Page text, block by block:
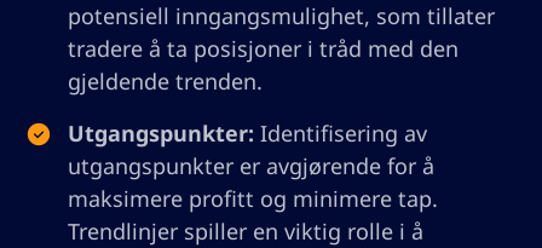
potensiell inngangsmulighet, som tillater
tradere å ta posisjoner i tråd med den
gjeldende trenden.
Utgangspunkter: Identifisering av
utgangspunkter er avgjørende for å
maksimere profitt og minimere tap.
Trendlinjer spiller en viktig rolle i å